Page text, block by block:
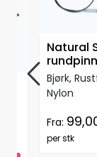
Natural
Bjørk,
Nylon
Fra:
per stk